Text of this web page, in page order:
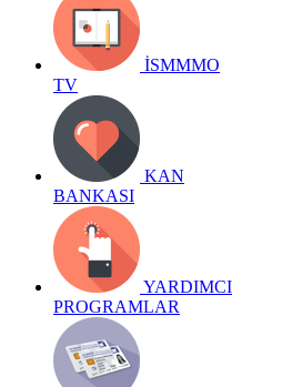
İSMMMO
TV
KAN
BANKASI
YARDIMCI
PROGRAMLAR